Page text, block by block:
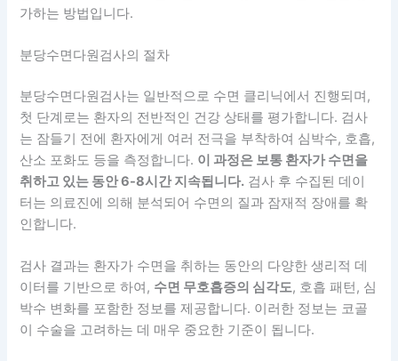
가하는 방법입니다.
분당수면다원검사의 절차
분당수면다원검사는 일반적으로 수면 클리닉에서 진행되며,
첫 단계로는 환자의 전반적인 건강 상태를 평가합니다. 검사
는 잠들기 전에 환자에게 여러 전극을 부착하여 심박수, 호흡,
산소 포화도 등을 측정합니다. 이 과정은 보통 환자가 수면을
취하고 있는 동안 6-8시간 지속됩니다. 검사 후 수집된 데이
터는 의료진에 의해 분석되어 수면의 질과 잠재적 장애를 확
인합니다.
검사 결과는 환자가 수면을 취하는 동안의 다양한 생리적 데
이터를 기반으로 하여, 수면 무호흡증의 심각도, 호흡 패턴, 심
박수 변화를 포함한 정보를 제공합니다. 이러한 정보는 코골
이 수술을 고려하는 데 매우 중요한 기준이 됩니다.